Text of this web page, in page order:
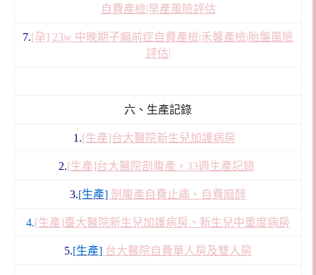
自費產檢|早產風險評估
7.[孕] 23w 中晚期子癲前症自費產檢|禾馨產檢|胎盤風險
評估|
六、生產記錄
1.[生產]台大醫院新生兒加護病房
2.[生產]台大醫院剖腹產，33週生產記錄
3.[生產] 剖腹產自費止痛、自費麻醉
4.[生產]臺大醫院新生兒加護病房、新生兒中重度病房
5.[生產] 台大醫院自費單人房及雙人房